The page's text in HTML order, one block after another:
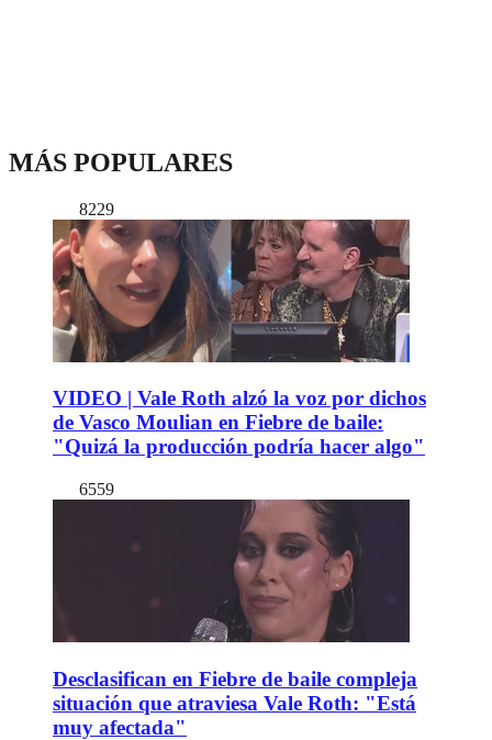
MÁS POPULARES
8229
VIDEO | Vale Roth alzó la voz por dichos
de Vasco Moulian en Fiebre de baile:
"Quizá la producción podría hacer algo"
6559
Desclasifican en Fiebre de baile compleja
situación que atraviesa Vale Roth: "Está
muy afectada"